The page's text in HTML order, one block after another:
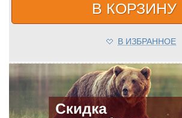
В КОРЗИНУ
В ИЗБРАННОЕ